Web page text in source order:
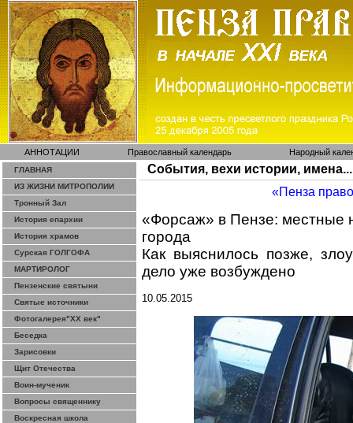
АННОТАЦИИ Православный календарь Народный
ГЛАВНАЯ
ИЗ ЖИЗНИ МИТРОПОЛИИ
Тронный Зал
История епархии
История храмов
Сурская ГОЛГОФА
МАРТИРОЛОГ
Пензенские святыни
Святые источники
Фотогалерея"ХХ век"
Беседка
Зарисовки
Щит Отечества
Воин-мученик
Вопросы священнику
Воскресная школа
События, вехи истории, имена...
«Пенза
«Форсаж» в Пензе: местные
города
Как выяснилось позже,
дело уже возбуждено
10.05.2015